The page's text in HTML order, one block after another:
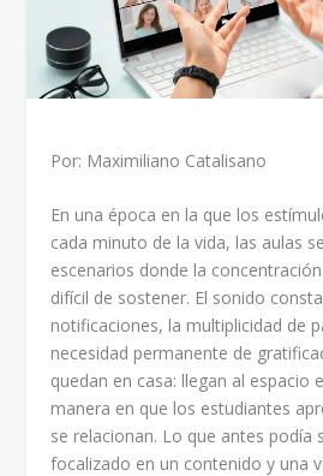
Por: Maximiliano Catalisano
En una época en la que los
cada minuto de la vida, las aulas
escenarios donde la
difícil de sostener. El sonido
notificaciones, la multiplicidad de
necesidad permanente de
quedan en casa: llegan al espacio
manera en que los estudiantes
se relacionan. Lo que antes podía
focalizado en un contenido y una